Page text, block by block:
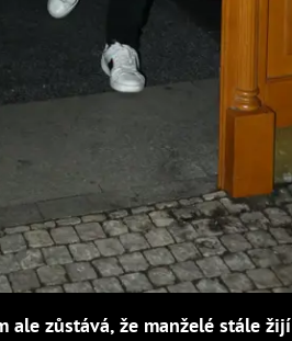
ale zůstává, že manželé stále žijí